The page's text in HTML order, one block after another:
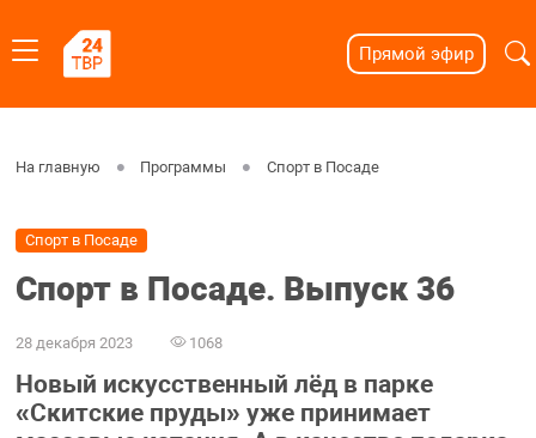
Прямой эфир
На главную Программы Спорт в Посаде
Спорт в Посаде
Спорт в Посаде. Выпуск 36
28 декабря 2023 1068
Новый искусственный лёд в парке
«Скитские пруды» уже принимает